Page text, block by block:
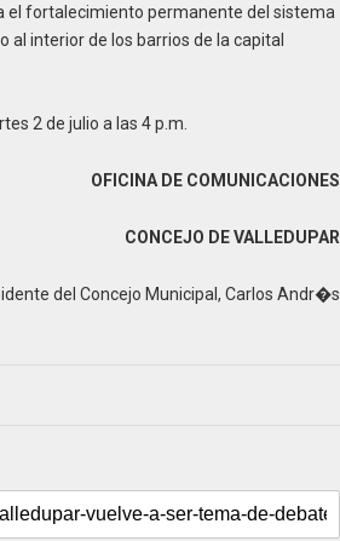
el fortalecimiento permanente del sistema
al interior de los barrios de la capital
2 de julio a las 4 p.m.
OFICINA DE COMUNICACIONES
CONCEJO DE VALLEDUPAR
del Concejo Municipal, Carlos Andr�s